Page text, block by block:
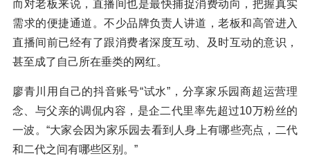
而对老板来说，直播间也是最快捕捉消费动向，把握真实
需求的便捷通道。不少品牌负责人讲道，老板和高管进入
直播间前已经有了跟消费者深度互动、及时互动的意识，
甚至成了自己所在垂类的网红。
廖青川用自己的抖音账号“试水”，分享家乐园商超运营理
念、与父亲的调侃内容，是企二代里率先超过10万粉丝的
一波。“大家会因为家乐园去看到人身上有哪些亮点，二代
和二代之间有哪些区别。”